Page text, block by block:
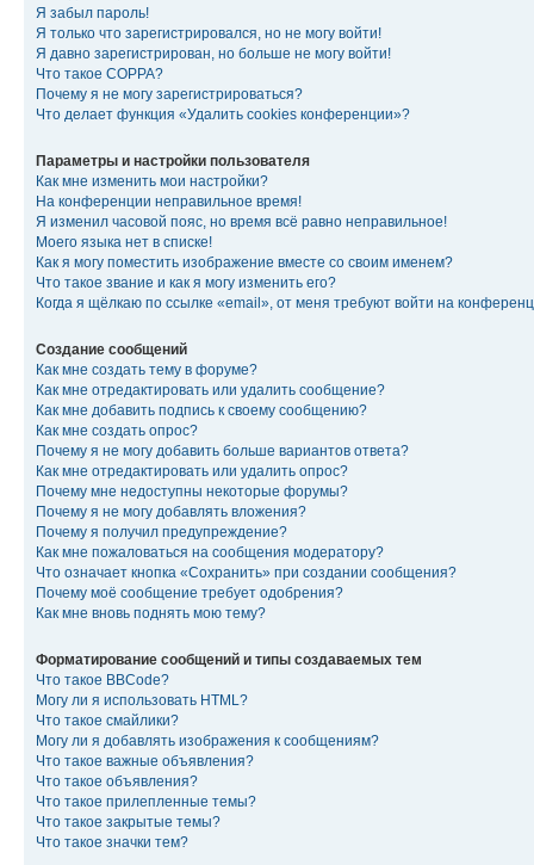
Я забыл пароль!
Я только что зарегистрировался, но не могу войти!
Я давно зарегистрирован, но больше не могу войти!
Что такое COPPA?
Почему я не могу зарегистрироваться?
Что делает функция «Удалить cookies конференции»?
Параметры и настройки пользователя
Как мне изменить мои настройки?
На конференции неправильное время!
Я изменил часовой пояс, но время всё равно неправильное!
Моего языка нет в списке!
Как я могу поместить изображение вместе со своим именем?
Что такое звание и как я могу изменить его?
Когда я щёлкаю по ссылке «email», от меня требуют войти на
Создание сообщений
Как мне создать тему в форуме?
Как мне отредактировать или удалить сообщение?
Как мне добавить подпись к своему сообщению?
Как мне создать опрос?
Почему я не могу добавить больше вариантов ответа?
Как мне отредактировать или удалить опрос?
Почему мне недоступны некоторые форумы?
Почему я не могу добавлять вложения?
Почему я получил предупреждение?
Как мне пожаловаться на сообщения модератору?
Что означает кнопка «Сохранить» при создании сообщения?
Почему моё сообщение требует одобрения?
Как мне вновь поднять мою тему?
Форматирование сообщений и типы создаваемых тем
Что такое BBCode?
Могу ли я использовать HTML?
Что такое смайлики?
Могу ли я добавлять изображения к сообщениям?
Что такое важные объявления?
Что такое объявления?
Что такое прилепленные темы?
Что такое закрытые темы?
Что такое значки тем?